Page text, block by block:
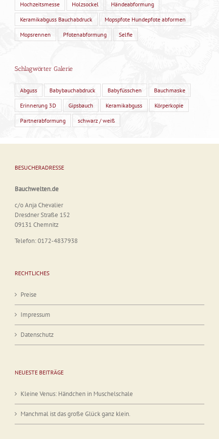
Hochzeitsmesse Holzsockel Händeabformung
Keramikabguss Bauchabdruck Mopspfote Hundepfote abformen
Mopsrennen Pfotenabformung Selfie
Schlagwörter Galerie
Abguss Babybauchabdruck Babyfüsschen Bauchmaske
Erinnerung 3D Gipsbauch Keramikabguss Körperkopie
Partnerabformung schwarz / weiß
BESUCHERADRESSE
Bauchwelten.de
c/o Anja Chevalier
Dresdner Straße 152
09131 Chemnitz
Telefon: 0172-4837938
RECHTLICHES
Preise
Impressum
Datenschutz
NEUESTE BEITRÄGE
Kleine Venus: Händchen in Muschelschale
Manchmal ist das große Glück ganz klein.